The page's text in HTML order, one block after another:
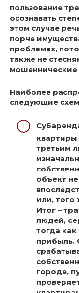
пользование
осознавать
этом случае
порче
проблемах,
также не
мошеннические
Наиболее
следующие
третьим
объект
или, того
Итог –
людей,
тогда
прибыль.
городе,